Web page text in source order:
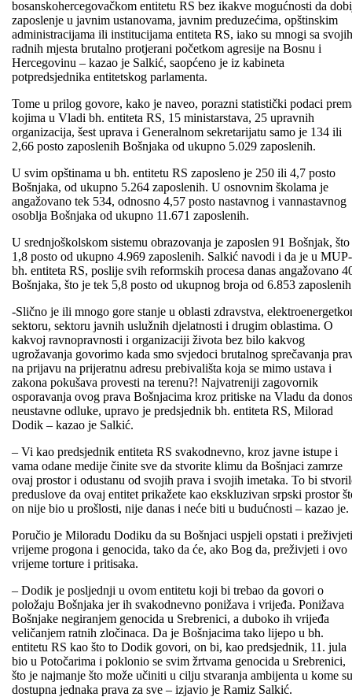
bosanskohercegovačkom entitetu RS bez ikakve mogućnosti da
zaposlenje u javnim ustanovama, javnim preduzećima, opštinskim
administracijama ili institucijama entiteta RS, iako su mnogi sa svojih
radnih mjesta brutalno protjerani početkom agresije na Bosnu i
Hercegovinu – kazao je Salkić, saopćeno je iz kabineta
potpredsjednika entitetskog parlamenta.
Tome u prilog govore, kako je naveo, porazni statistički podaci
kojima u Vladi bh. entiteta RS, 15 ministarstava, 25 upravnih
organizacija, šest uprava i Generalnom sekretarijatu samo je 134 ili
2,66 posto zaposlenih Bošnjaka od ukupno 5.029 zaposlenih.
U svim opštinama u bh. entitetu RS zaposleno je 250 ili 4,7 posto
Bošnjaka, od ukupno 5.264 zaposlenih. U osnovnim školama je
angažovano tek 534, odnosno 4,57 posto nastavnog i vannastavnog
osoblja Bošnjaka od ukupno 11.671 zaposlenih.
U srednjoškolskom sistemu obrazovanja je zaposlen 91 Bošnjak, što
1,8 posto od ukupno 4.969 zaposlenih. Salkić navodi i da je u
bh. entiteta RS, poslije svih reformskih procesa danas angažovano
Bošnjaka, što je tek 5,8 posto od ukupnog broja od 6.853
-Slično je ili mnogo gore stanje u oblasti zdravstva,
sektoru, sektoru javnih uslužnih djelatnosti i drugim oblastima. O
kakvoj ravnopravnosti i organizaciji života bez bilo kakvog
ugrožavanja govorimo kada smo svjedoci brutalnog sprečavanja
na prijavu na prijeratnu adresu prebivališta koja se mimo ustava i
zakona pokušava provesti na terenu?! Najvatreniji zagovornik
osporavanja ovog prava Bošnjacima kroz pritiske na Vladu da
neustavne odluke, upravo je predsjednik bh. entiteta RS, Milorad
Dodik – kazao je Salkić.
– Vi kao predsjednik entiteta RS svakodnevno, kroz javne istupe i
vama odane medije činite sve da stvorite klimu da Bošnjaci zamrze
ovaj prostor i odustanu od svojih prava i svojih imetaka. To bi
preduslove da ovaj entitet prikažete kao ekskluzivan srpski prostor
on nije bio u prošlosti, nije danas i neće biti u budućnosti – kazao je.
Poručio je Miloradu Dodiku da su Bošnjaci uspjeli opstati i
vrijeme progona i genocida, tako da će, ako Bog da, preživjeti i ovo
vrijeme torture i pritisaka.
– Dodik je posljednji u ovom entitetu koji bi trebao da govori o
položaju Bošnjaka jer ih svakodnevno ponižava i vrijeđa. Ponižava
Bošnjake negiranjem genocida u Srebrenici, a duboko ih vrijeđa
veličanjem ratnih zločinaca. Da je Bošnjacima tako lijepo u bh.
entitetu RS kao što to Dodik govori, on bi, kao predsjednik, 11. jula
bio u Potočarima i poklonio se svim žrtvama genocida u Srebrenici,
što je najmanje što može učiniti u cilju stvaranja ambijenta u kome su
dostupna jednaka prava za sve – izjavio je Ramiz Salkić.